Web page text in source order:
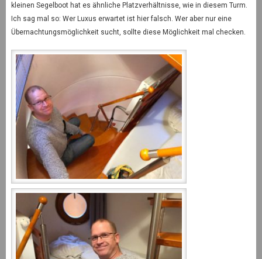
kleinen Segelboot hat es ähnliche Platzverhältnisse, wie in diesem Turm.
Ich sag mal so: Wer Luxus erwartet ist hier falsch. Wer aber nur eine
Übernachtungsmöglichkeit sucht, sollte diese Möglichkeit mal checken.